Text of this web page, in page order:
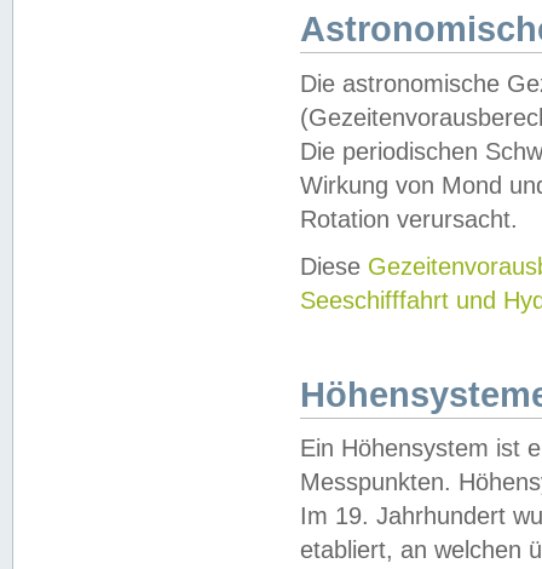
Die astronomische
Die periodischen
Wirkung von Mond
Rotation verursacht.
Diese
Seeschifffahrt und
Ein Höhensystem ist
Messpunkten.
Im 19. Jahrhundert
etabliert, an welchen